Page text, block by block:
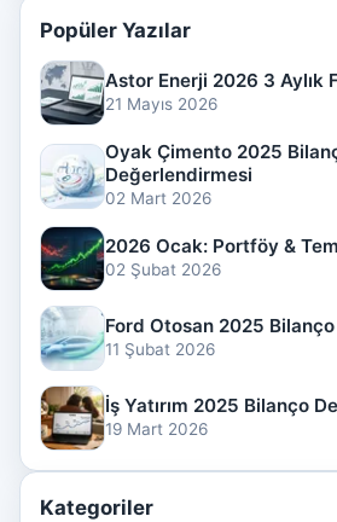
Popüler Yazılar
Astor Enerji 2026 3 Aylık
21 Mayıs 2026
Oyak Çimento 2025
Değerlendirmesi
02 Mart 2026
2026 Ocak: Portföy &
02 Şubat 2026
Ford Otosan 2025
11 Şubat 2026
İş Yatırım 2025 Bilanço
19 Mart 2026
Kategoriler